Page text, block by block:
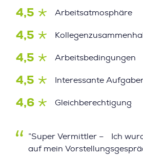
4,5 Arbeitsatmosphäre
4,5
4,5 Arbeitsbedingungen
4,5 Interessante
4,6 Gleichberechtigung
”Super Vermittler – Ich
auf mein